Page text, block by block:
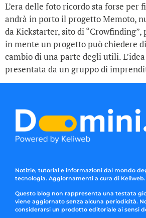
L’era delle foto ricordo sta forse per
andrà in porto il progetto Memoto,
da Kickstarter, sito di “Crowfinding”,
in mente un progetto può chiedere
cambio di una parte degli utili.
presentata da un gruppo di
Notizie, tutorial e informazioni dal mondo
tecnologia. Aggiornamenti a cura di
Questo blog non rappresenta una testata
viene aggiornato senza alcuna periodicità.
considerarsi un prodotto editoriale ai sensi